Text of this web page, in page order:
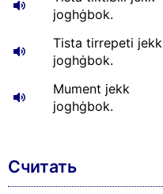
joghġbok.
Tista tirrepeti jekk
joghġbok.
Mument jekk
joghġbok.
Считать